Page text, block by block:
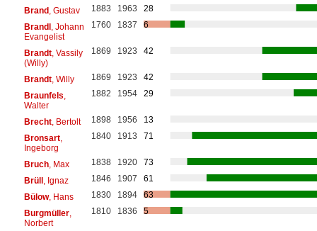
Brand, Gustav 1883 1963
28
Brandl, Johann
Evangelist
1760 1837 6
Brandt, Vassily
(Willy)
1869 1923 42
Brandt, Willy 1869 1923
42
Braunfels
Walter
1882 1954 29
Brecht, Bertolt 1898 1956
13
Bronsart,
Ingeborg
1840 1913 71
Bruch, Max 1838 1920
73
Brüll, Ignaz 1846 1907
61
Bülow, Hans 1830 1894
63
Burgmüller,
Norbert
1810 1836 5